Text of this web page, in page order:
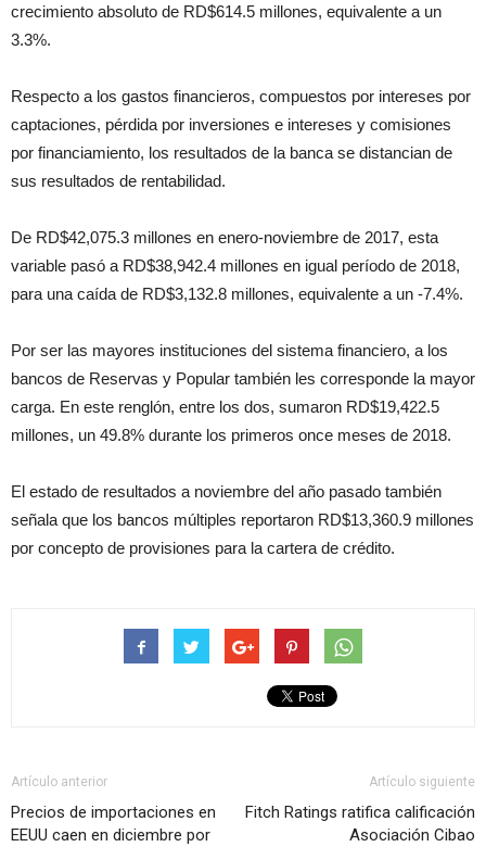
crecimiento absoluto de RD$614.5 millones, equivalente a un
3.3%.
Respecto a los gastos financieros, compuestos por intereses por
captaciones, pérdida por inversiones e intereses y comisiones
por financiamiento, los resultados de la banca se distancian de
sus resultados de rentabilidad.
De RD$42,075.3 millones en enero-noviembre de 2017, esta
variable pasó a RD$38,942.4 millones en igual período de 2018,
para una caída de RD$3,132.8 millones, equivalente a un -7.4%.
Por ser las mayores instituciones del sistema financiero, a los
bancos de Reservas y Popular también les corresponde la mayor
carga. En este renglón, entre los dos, sumaron RD$19,422.5
millones, un 49.8% durante los primeros once meses de 2018.
El estado de resultados a noviembre del año pasado también
señala que los bancos múltiples reportaron RD$13,360.9 millones
por concepto de provisiones para la cartera de crédito.
Artículo anterior
Precios de importaciones en
EEUU caen en diciembre por
Artículo siguiente
Fitch Ratings ratifica calificación
Asociación Cibao